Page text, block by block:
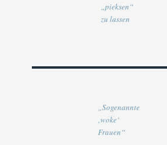
„pieksen“
zu lassen
„Sogenannte
‚woke‘
Frauen“